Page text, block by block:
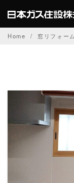
to
content
Home 窓リフォーム